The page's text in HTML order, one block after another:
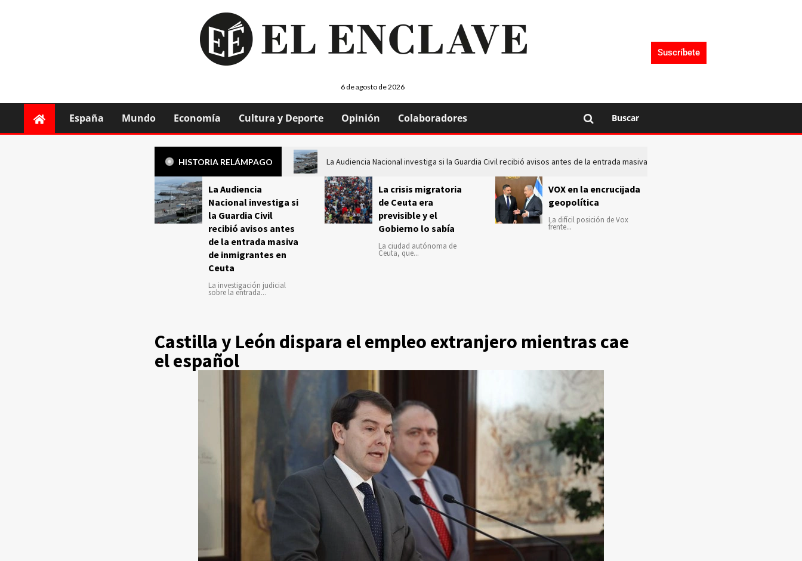
6 de agosto de 2026
Suscríbete
España Mundo Economía Cultura y Deporte Opinión Colaboradores Buscar
HISTORIA RELÁMPAGO La Audiencia Nacional investiga si la Guardia Civil recibió avisos antes de la entrada masiva de inmigrantes en Ceuta
La Audiencia
Nacional investiga si
la Guardia Civil
recibió avisos antes
de la entrada masiva
de inmigrantes en
Ceuta
La investigación judicial
sobre la entrada...
La crisis migratoria
de Ceuta era
previsible y el
Gobierno lo sabía
La ciudad autónoma de
Ceuta, que...
VOX en la encrucijada
geopolítica
La difícil posición de Vox
frente...
Castilla y León dispara el empleo extranjero mientras cae
el español